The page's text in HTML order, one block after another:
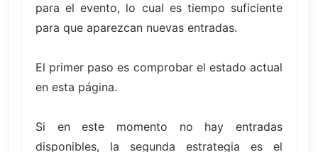
para el evento, lo cual es tiempo suficiente
para que aparezcan nuevas entradas.
El primer paso es comprobar el estado actual
en esta página.
Si en este momento no hay entradas
disponibles, la segunda estrategia es el